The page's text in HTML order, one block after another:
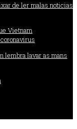
de ler malas noticias
lembra lavar as mans